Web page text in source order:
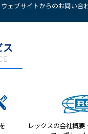
ウェブサイトからのお問い合
レックスの会社概